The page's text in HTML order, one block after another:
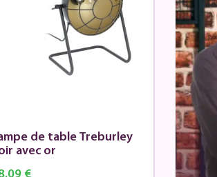
de table Treburley
avec or